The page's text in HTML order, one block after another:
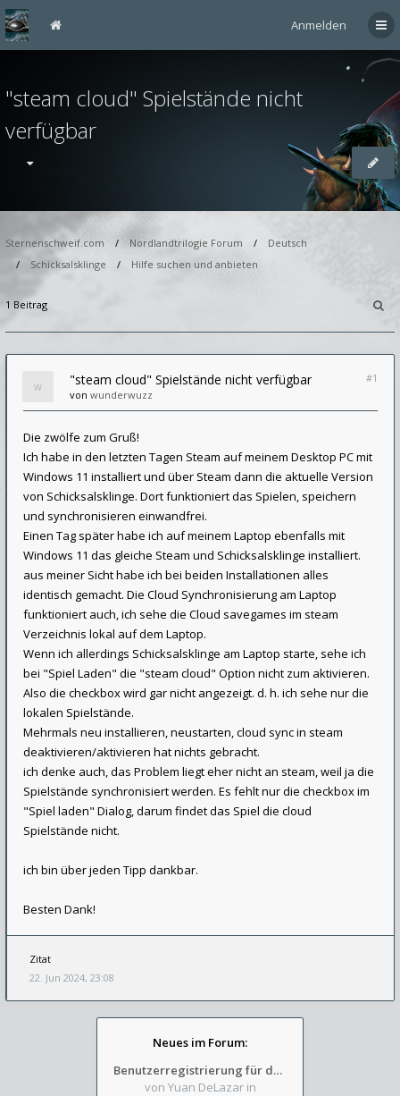
Anmelden
"steam cloud" Spielstände nicht
verfügbar
Sternenschweif.com Nordlandtrilogie Forum
Deutsch
Schicksalsklinge
Hilfe suchen und anbieten
1 Beitrag
"steam cloud" Spielstände nicht verfügbar
#1
von wunderwuzz
Die zwölfe zum Gruß!
Ich habe in den letzten Tagen Steam auf meinem Desktop PC mit
Windows 11 installiert und über Steam dann die aktuelle Version
von Schicksalsklinge. Dort funktioniert das Spielen, speichern
und synchronisieren einwandfrei.
Einen Tag später habe ich auf meinem Laptop ebenfalls mit
Windows 11 das gleiche Steam und Schicksalsklinge installiert.
aus meiner Sicht habe ich bei beiden Installationen alles
identisch gemacht. Die Cloud Synchronisierung am Laptop
funktioniert auch, ich sehe die Cloud savegames im steam
Verzeichnis lokal auf dem Laptop.
Wenn ich allerdings Schicksalsklinge am Laptop starte, sehe ich
bei "Spiel Laden" die "steam cloud" Option nicht zum aktivieren.
Also die checkbox wird gar nicht angezeigt. d. h. ich sehe nur die
lokalen Spielstände.
Mehrmals neu installieren, neustarten, cloud sync in steam
deaktivieren/aktivieren hat nichts gebracht.
ich denke auch, das Problem liegt eher nicht an steam, weil ja die
Spielstände synchronisiert werden. Es fehlt nur die checkbox im
"Spiel laden" Dialog, darum findet das Spiel die cloud
Spielstände nicht.
ich bin über jeden Tipp dankbar.
Besten Dank!
Zitat
22. Jun 2024, 23:08
Neues im Forum:
Benutzerregistrierung für das SchickHD-/SchweifHD-Forum gesperrt
von Yuan DeLazar in